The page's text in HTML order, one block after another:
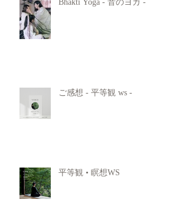
Bhakti Yoga - 音のヨガ -
ご感想 - 平等観 ws -
平等観 • 瞑想WS